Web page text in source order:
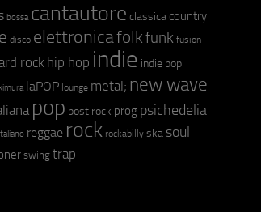
bossa cantautore classica country
disco elettronicafolkfunk fusion
rock hip hop indie indie pop
kimura laPOP lounge metal; new wave
pop post rock prog psichedelia
reggae rock rockabilly ska soul
swing trap